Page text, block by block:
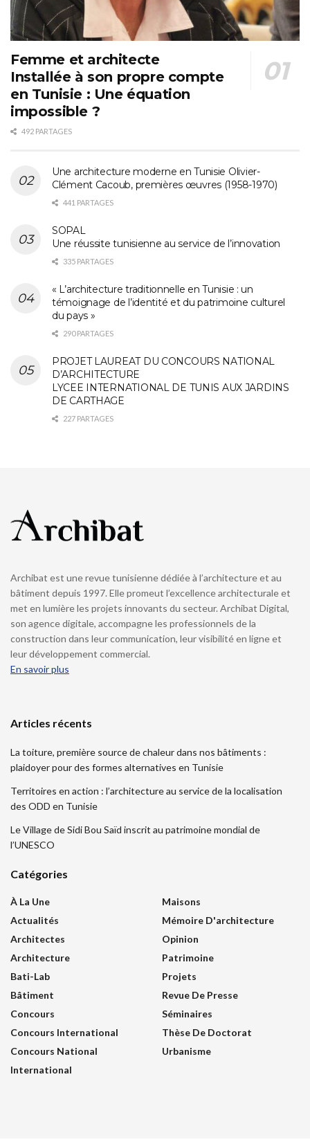
Femme et architecte
Installée à son propre compte
en Tunisie : Une équation
impossible ?
492 PARTAGES
Une architecture moderne en Tunisie Olivier-
Clément Cacoub, premières œuvres (1958-1970)
441 PARTAGES
SOPAL
Une réussite tunisienne au service de l’innovation
335 PARTAGES
« L’architecture traditionnelle en Tunisie : un
témoignage de l’identité et du patrimoine culturel
du pays »
290 PARTAGES
PROJET LAUREAT DU CONCOURS NATIONAL
D’ARCHITECTURE
LYCEE INTERNATIONAL DE TUNIS AUX JARDINS
DE CARTHAGE
227 PARTAGES
Archibat est une revue tunisienne dédiée à l’architecture et au
bâtiment depuis 1997. Elle promeut l’excellence architecturale et
met en lumière les projets innovants du secteur. Archibat Digital,
son agence digitale, accompagne les professionnels de la
construction dans leur communication, leur visibilité en ligne et
leur développement commercial.
En savoir plus
Articles récents
La toiture, première source de chaleur dans nos bâtiments :
plaidoyer pour des formes alternatives en Tunisie
Territoires en action : l’architecture au service de la localisation
des ODD en Tunisie
Le Village de Sidi Bou Saïd inscrit au patrimoine mondial de
l’UNESCO
Catégories
À La Une
Actualités
Architectes
Architecture
Bati-Lab
Bâtiment
Concours
Concours International
Concours National
International
Maisons
Mémoire D'architecture
Opinion
Patrimoine
Projets
Revue De Presse
Séminaires
Thèse De Doctorat
Urbanisme